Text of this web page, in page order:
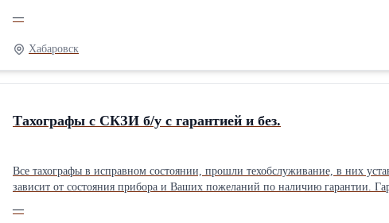
—
Хабаровск
Тахографы с СКЗИ б/у с гарантией и без.
Все тахографы в исправном состоянии, прошли техобслуживание, в них
зависит от состояния прибора и Ваших пожеланий по наличию гарантии.
—